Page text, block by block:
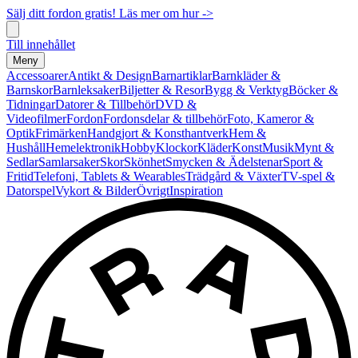
Sälj ditt fordon gratis! Läs mer om hur ->
Till innehållet
Meny
AccessoarerAntikt & DesignBarnartiklarBarnkläder &
BarnskorBarnleksakerBiljetter & ResorBygg & VerktygBöcker &
TidningarDatorer & TillbehörDVD &
VideofilmerFordonFordonsdelar & tillbehörFoto, Kameror &
OptikFrimärkenHandgjort & KonsthantverkHem &
HushållHemelektronikHobbyKlockorKläderKonstMusikMynt &
SedlarSamlarsakerSkorSkönhetSmycken & ÄdelstenarSport &
FritidTelefoni, Tablets & WearablesTrädgård & VäxterTV-spel &
DatorspelVykort & BilderÖvrigtInspiration